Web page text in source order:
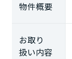
物件概要
お取り
扱い内容